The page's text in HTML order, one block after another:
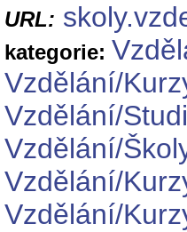
URL:
kategorie:
Vzdělání/
Vzdělání/
Vzdělání/
Vzdělání/
Vzdělání/